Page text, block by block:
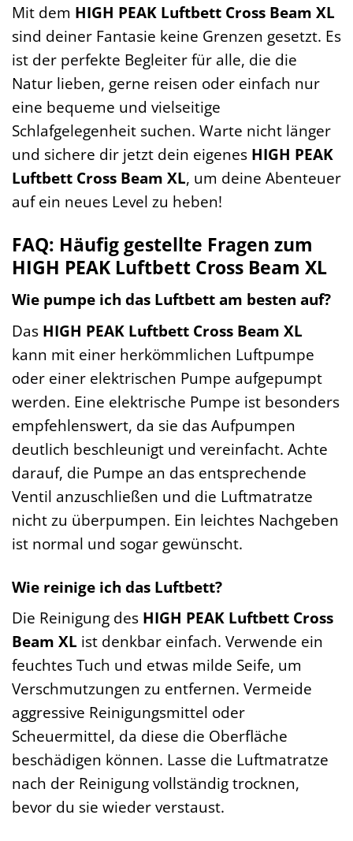
Mit dem HIGH PEAK Luftbett Cross Beam XL
sind deiner Fantasie keine Grenzen gesetzt. Es
ist der perfekte Begleiter für alle, die die
Natur lieben, gerne reisen oder einfach nur
eine bequeme und vielseitige
Schlafgelegenheit suchen. Warte nicht länger
und sichere dir jetzt dein eigenes HIGH PEAK
Luftbett Cross Beam XL, um deine Abenteuer
auf ein neues Level zu heben!
FAQ: Häufig gestellte Fragen zum
HIGH PEAK Luftbett Cross Beam XL
Wie pumpe ich das Luftbett am besten auf?
Das HIGH PEAK Luftbett Cross Beam XL
kann mit einer herkömmlichen Luftpumpe
oder einer elektrischen Pumpe aufgepumpt
werden. Eine elektrische Pumpe ist besonders
empfehlenswert, da sie das Aufpumpen
deutlich beschleunigt und vereinfacht. Achte
darauf, die Pumpe an das entsprechende
Ventil anzuschließen und die Luftmatratze
nicht zu überpumpen. Ein leichtes Nachgeben
ist normal und sogar gewünscht.
Wie reinige ich das Luftbett?
Die Reinigung des HIGH PEAK Luftbett Cross
Beam XL ist denkbar einfach. Verwende ein
feuchtes Tuch und etwas milde Seife, um
Verschmutzungen zu entfernen. Vermeide
aggressive Reinigungsmittel oder
Scheuermittel, da diese die Oberfläche
beschädigen können. Lasse die Luftmatratze
nach der Reinigung vollständig trocknen,
bevor du sie wieder verstaust.